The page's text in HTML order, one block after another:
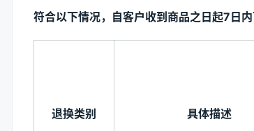
符合以下情况，自客户收到商品之日起7日
退换类别 具体描述